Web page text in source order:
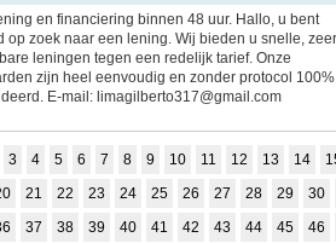
en financiering binnen 48 uur. Hallo, u bent
op zoek naar een lening. Wij bieden u snelle, zeer
leningen tegen een redelijk tarief. Onze
zijn heel eenvoudig en zonder protocol 100%
E-mail: limagilberto317@gmail.com
3 4 5 6 7 8 9 10 11 12 13 14
21 22 23 24 25 26 27 28 29
30
37 38 39 40 41 42 43 44 45
46